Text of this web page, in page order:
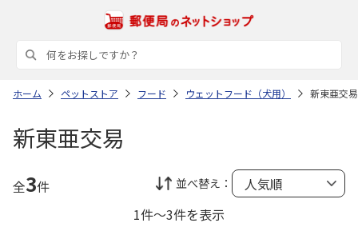
ホーム ペットストア フード ウェットフード（犬用） 新東亜交易
新東亜交易
全3件 並べ替え：
1件～3件を表示